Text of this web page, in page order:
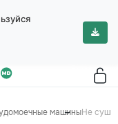
машиныНе